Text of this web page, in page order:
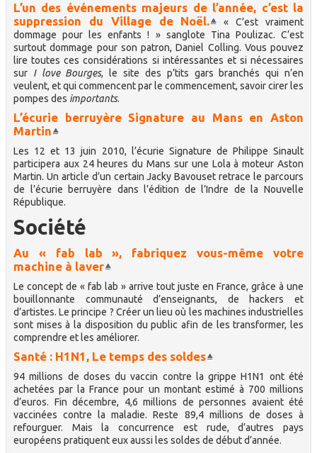
L’un des événements majeurs de l’année, c’est la
suppression du Village de Noël.
« C’est vraiment
dommage pour les enfants ! » sanglote Tina Poulizac. C’est
surtout dommage pour son patron, Daniel Colling. Vous pouvez
lire toutes ces considérations si intéressantes et si nécessaires
sur I love Bourges, le site des p’tits gars branchés qui n’en
veulent, et qui commencent par le commencement, savoir cirer les
pompes des importants.
L’écurie berruyère Signature au Mans en Aston
Martin
Les 12 et 13 juin 2010, l’écurie Signature de Philippe Sinault
participera aux 24 heures du Mans sur une Lola à moteur Aston
Martin. Un article d’un certain Jacky Bavouset retrace le parcours
de l’écurie berruyère dans l’édition de l’Indre de la Nouvelle
République.
Société
Au « fab lab », fabriquez vous-même votre
machine à laver
Le concept de « fab lab » arrive tout juste en France, grâce à une
bouillonnante communauté d’enseignants, de hackers et
d’artistes. Le principe ? Créer un lieu où les machines industrielles
sont mises à la disposition du public afin de les transformer, les
comprendre et les améliorer.
Santé : H1N1, Le temps des soldes
94 millions de doses du vaccin contre la grippe H1N1 ont été
achetées par la France pour un montant estimé à 700 millions
d’euros. Fin décembre, 4,6 millions de personnes avaient été
vaccinées contre la maladie. Reste 89,4 millions de doses à
refourguer. Mais la concurrence est rude, d’autres pays
européens pratiquent eux aussi les soldes de début d’année.